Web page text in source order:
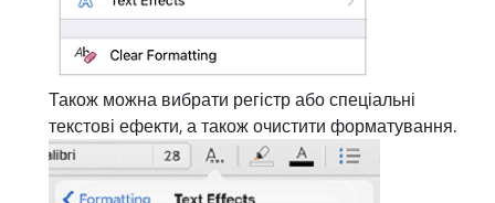
Також можна вибрати регістр або спеціальні
текстові ефекти, а також очистити форматування.